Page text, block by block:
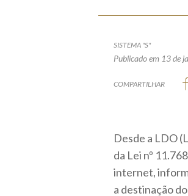
SISTEMA "S"
Publicado em 13 de
COMPARTILHAR
Desde a LDO
da Lei nº
internet,
a destinação